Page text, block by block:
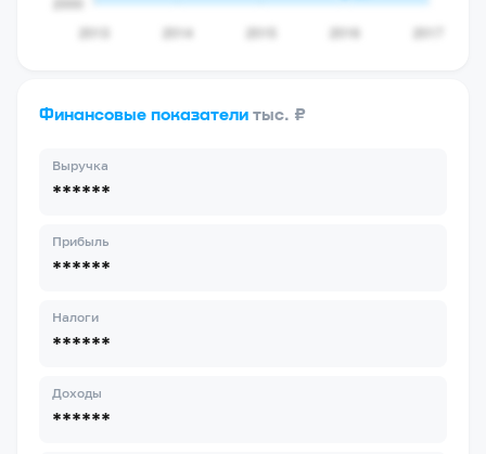
Финансовые показатели тыс. ₽
Выручка
******
Прибыль
******
Налоги
******
Доходы
******